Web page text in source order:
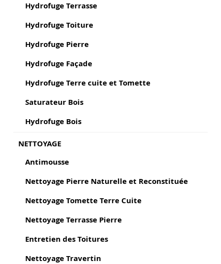
Hydrofuge Terrasse
Hydrofuge Toiture
Hydrofuge Pierre
Hydrofuge Façade
Hydrofuge Terre cuite et Tomette
Saturateur Bois
Hydrofuge Bois
NETTOYAGE
Antimousse
Nettoyage Pierre Naturelle et Reconstituée
Nettoyage Tomette Terre Cuite
Nettoyage Terrasse Pierre
Entretien des Toitures
Nettoyage Travertin